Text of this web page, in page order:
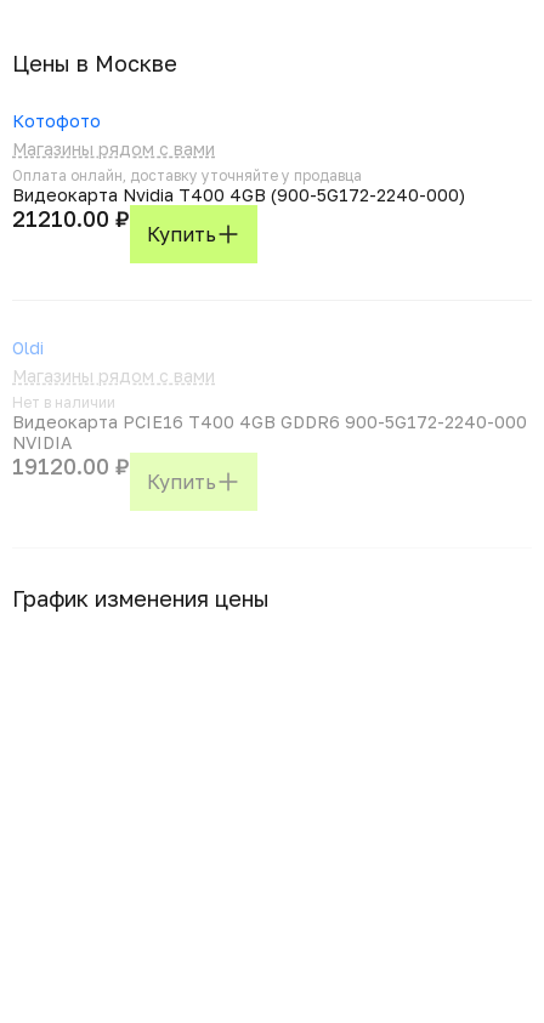
Цены в Москвe
Котофото
Магазины рядом с вами
Оплата онлайн, доставку уточняйте у продавца
Видеокарта Nvidia T400 4GB (900-5G172-2240-000)
21210.00 ₽
Купить
Oldi
Магазины рядом с вами
Нет в наличии
Видеокарта PCIE16 T400 4GB GDDR6 900-5G172-2240-000
NVIDIA
19120.00 ₽
Купить
График изменения цены